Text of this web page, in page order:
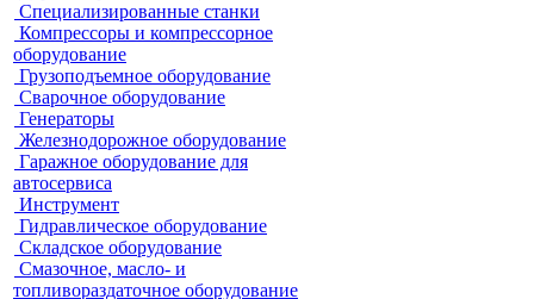
Специализированные станки
Компрессоры и компрессорное
оборудование
Грузоподъемное оборудование
Сварочное оборудование
Генераторы
Железнодорожное оборудование
Гаражное оборудование для
автосервиса
Инструмент
Гидравлическое оборудование
Складское оборудование
Смазочное, масло- и
топливораздаточное оборудование